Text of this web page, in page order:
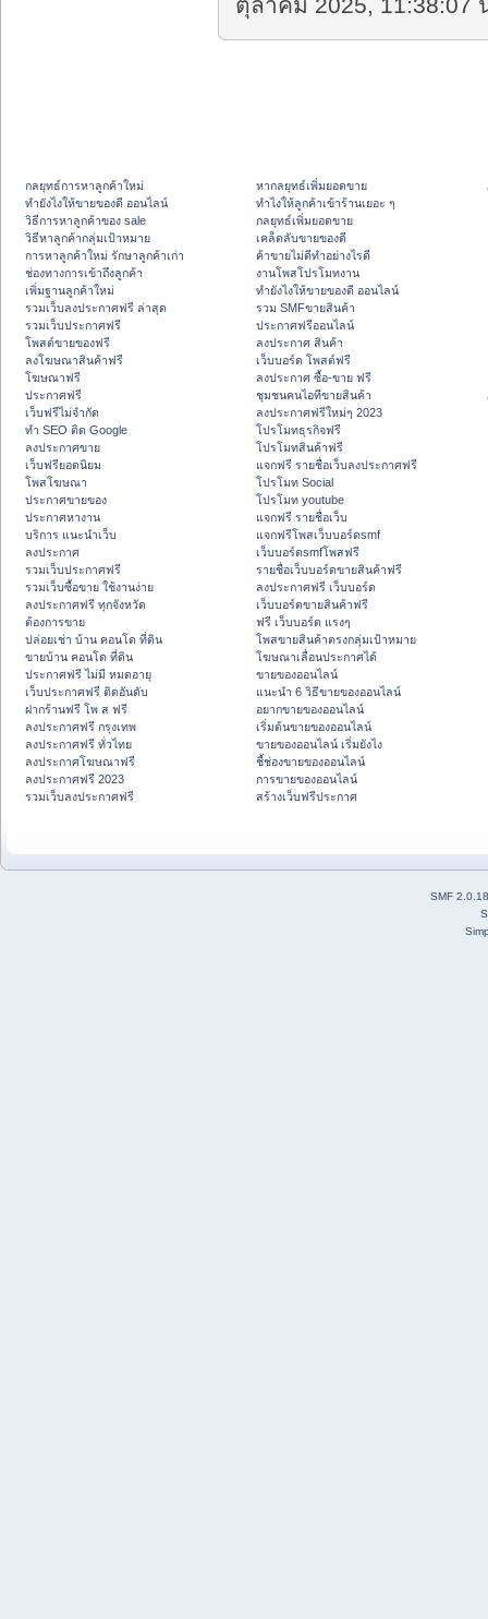
ตุลาคม 2025, 11:38:07
กลยุทธ์การหาลูกค้าใหม่
ทํายังไงให้ขายของดี ออนไลน์
วิธีการหาลูกค้าของ sale
วิธีหาลูกค้ากลุ่มเป้าหมาย
การหาลูกค้าใหม่ รักษาลูกค้าเก่า
ช่องทางการเข้าถึงลูกค้า
เพิ่มฐานลูกค้าใหม่
รวมเว็บลงประกาศฟรี ล่าสุด
รวมเว็บประกาศฟรี
โพสต์ขายของฟรี
ลงโฆษณาสินค้าฟรี
โฆษณาฟรี
ประกาศฟรี
เว็บฟรีไม่จำกัด
ทำ SEO ติด Google
ลงประกาศขาย
เว็บฟรียอดนิยม
โพสโฆษณา
ประกาศขายของ
ประกาศหางาน
บริการ แนะนำเว็บ
ลงประกาศ
รวมเว็บประกาศฟรี
รวมเว็บซื้อขาย ใช้งานง่าย
ลงประกาศฟรี ทุกจังหวัด
ต้องการขาย
ปล่อยเช่า บ้าน คอนโด ที่ดิน
ขายบ้าน คอนโด ที่ดิน
ประกาศฟรี ไม่มี หมดอายุ
เว็บประกาศฟรี ติดอันดับ
ฝากร้านฟรี โพ ส ฟรี
ลงประกาศฟรี กรุงเทพ
ลงประกาศฟรี ทั่วไทย
ลงประกาศโฆษณาฟรี
ลงประกาศฟรี 2023
รวมเว็บลงประกาศฟรี
หากลยุทธ์เพิ่มยอดขาย
ทําไงให้ลูกค้าเข้าร้านเยอะ ๆ
กลยุทธ์เพิ่มยอดขาย
เคล็ดลับขายของดี
ค้าขายไม่ดีทำอย่างไรดี
งานโพสโปรโมทงาน
ทํายังไงให้ขายของดี ออนไลน์
รวม SMFขายสินค้า
ประกาศฟรีออนไลน์
ลงประกาศ สินค้า
เว็บบอร์ด โพสต์ฟรี
ลงประกาศ ซื้อ-ขาย ฟรี
ชุมชนคนไอทีขายสินค้า
ลงประกาศฟรีใหม่ๆ 2023
โปรโมทธุรกิจฟรี
โปรโมทสินค้าฟรี
แจกฟรี รายชื่อเว็บลงประกาศฟรี
โปรโมท Social
โปรโมท youtube
แจกฟรี รายชื่อเว็บ
แจกฟรีโพสเว็บบอร์ดsmf
เว็บบอร์ดsmfโพสฟรี
รายชื่อเว็บบอร์ดขายสินค้าฟรี
ลงประกาศฟรี เว็บบอร์ด
เว็บบอร์ดขายสินค้าฟรี
ฟรี เว็บบอร์ด แรงๆ
โพสขายสินค้าตรงกลุ่มเป้าหมาย
โฆษณาเลื่อนประกาศได้
ขายของออนไลน์
แนะนำ 6 วิธีขายของออนไลน์
อยากขายของออนไลน์
เริ่มต้นขายของออนไลน์
ขายของออนไลน์ เริ่มยังไง
ชี้ช่องขายของออนไลน์
การขายของออนไลน์
สร้างเว็บฟรีประกาศ
SMF 2.0.18